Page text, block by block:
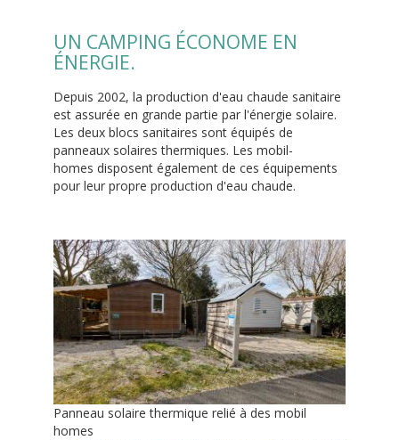
UN CAMPING ÉCONOME EN
ÉNERGIE.
Depuis 2002, la production d'eau chaude sanitaire
est assurée en grande partie par l'énergie solaire.
Les deux blocs sanitaires sont équipés de
panneaux solaires thermiques. Les mobil-
homes disposent également de ces équipements
pour leur propre production d'eau chaude.
Panneau solaire thermique relié à des mobil
homes